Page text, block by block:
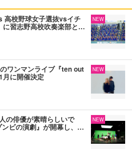
高校野球女子選抜vsイチ
に習志野高校吹奏楽部と…
NEW
ワンマンライブ『ten out
に開催決定
NEW
の俳優が素晴らしいで
ビの演劇』が開幕し、…
NEW